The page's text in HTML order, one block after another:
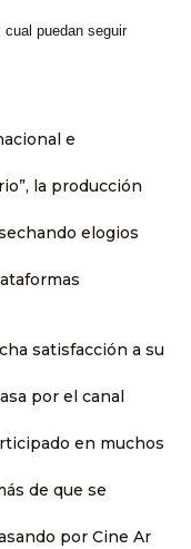
puedan seguir
e
la producción
elogios
satisfacción a su
por el canal
en muchos
de que se
por Cine Ar